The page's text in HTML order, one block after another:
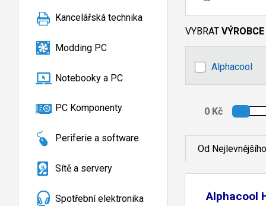
Kancelářská technika
Modding PC
Notebooky a PC
PC Komponenty
Periferie a software
Sítě a servery
Spotřební elektronika
VYBRAT VÝROBCE
Alphacool
Od Nejlevnějšího
Alphacool